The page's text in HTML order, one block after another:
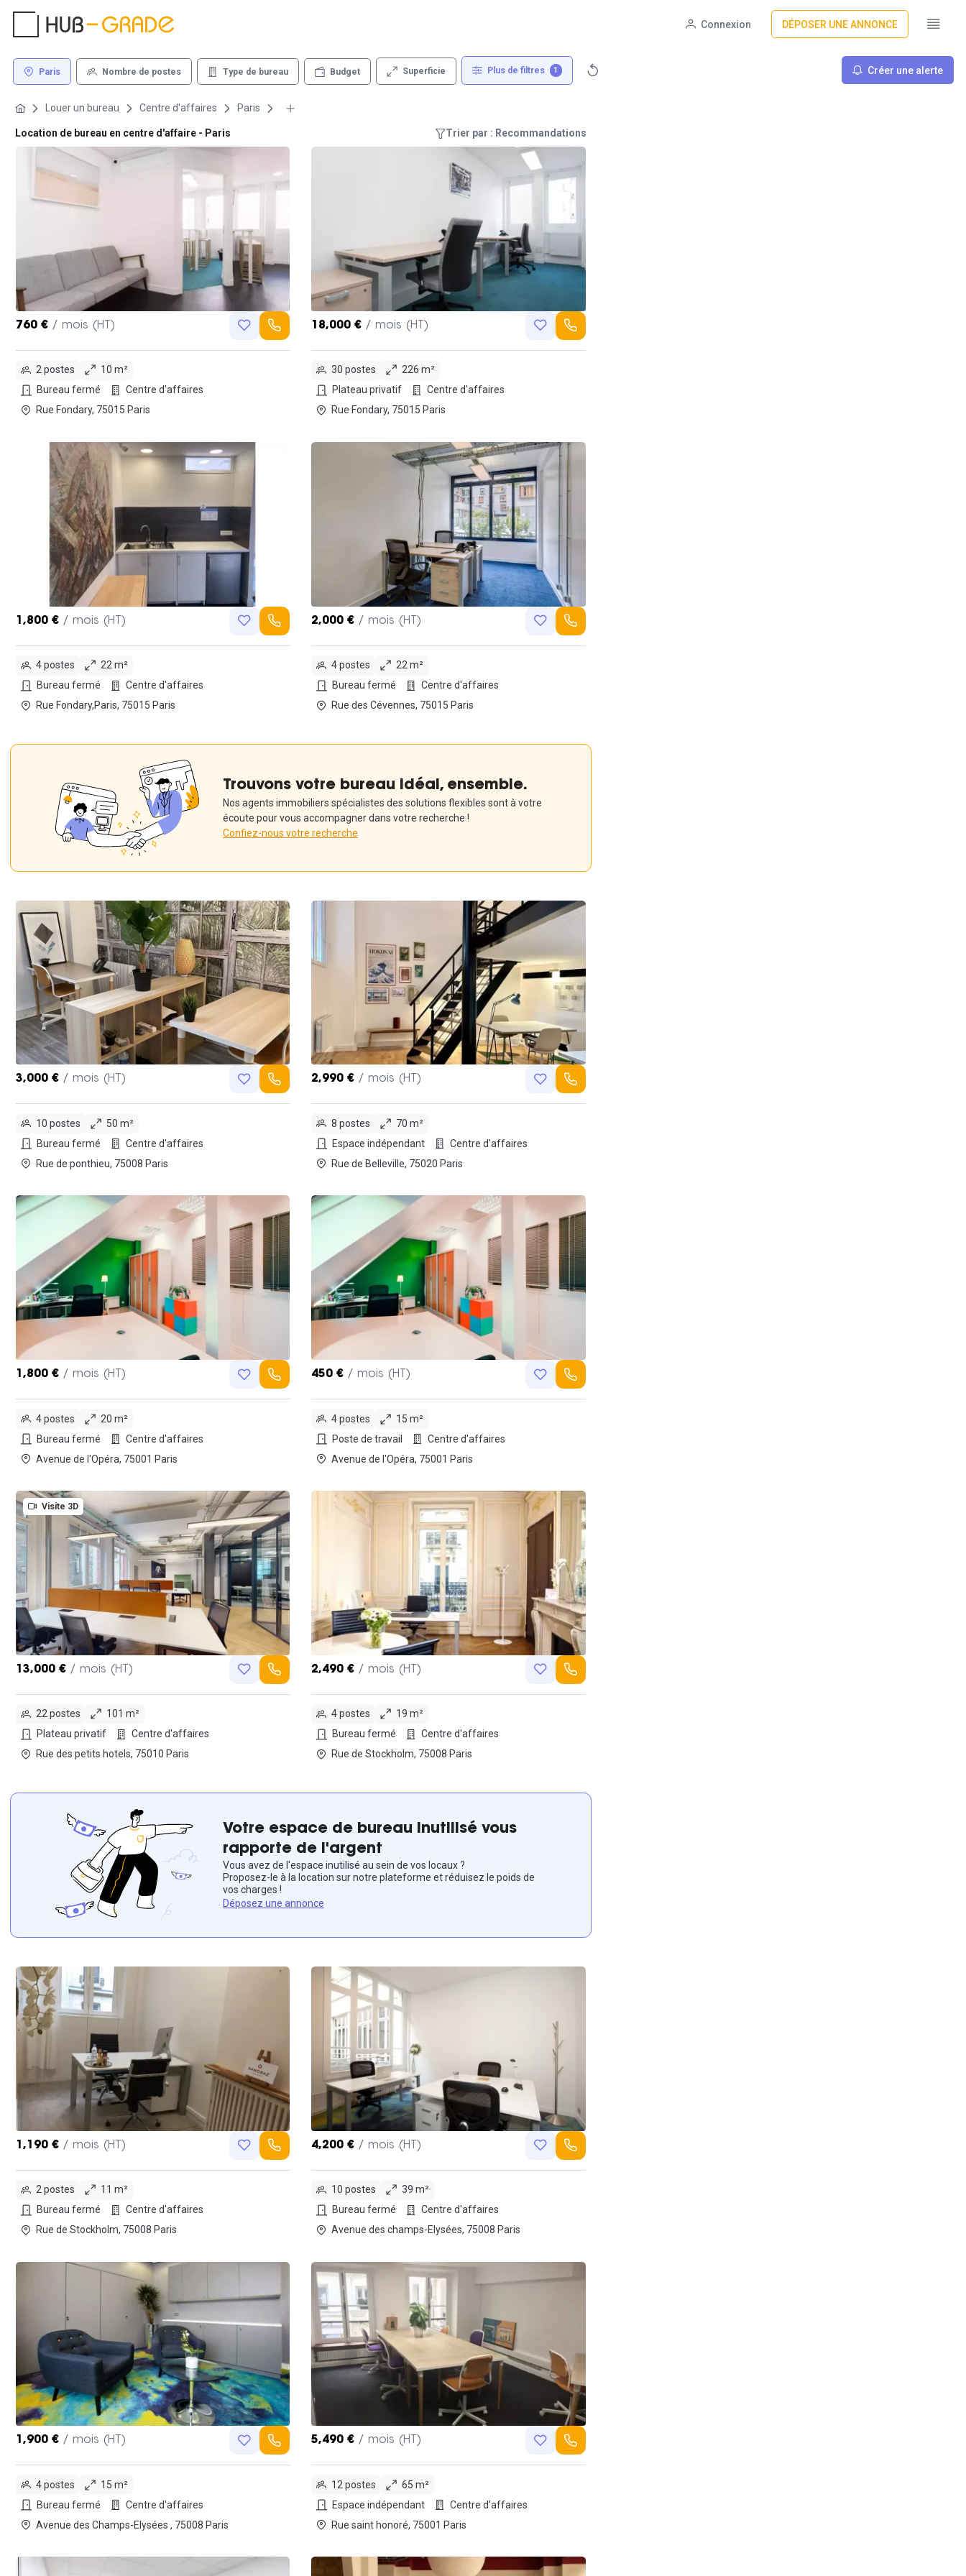
Connexion DÉPOSER UNE ANNONCE
Paris Nombre de postes Type de bureau Budget Superficie Plus de filtres 1 Créer une alerte
Louer un bureau Centre d'affaires Paris
Location de bureau en centre d'affaire - Paris Trier par : Recommandations
760 € / mois (HT)
2 postes
10 m²
Bureau fermé
Centre d'affaires
Rue Fondary, 75015 Paris
18,000 € / mois (HT)
30 postes
226 m²
Plateau privatif
Centre d'affaires
Rue Fondary, 75015 Paris
1,800 € / mois (HT)
4 postes
22 m²
Bureau fermé
Centre d'affaires
Rue Fondary,Paris, 75015 Paris
2,000 € / mois (HT)
4 postes
22 m²
Bureau fermé
Centre d'affaires
Rue des Cévennes, 75015 Paris
Trouvons votre bureau idéal, ensemble.
Nos agents immobiliers spécialistes des solutions flexibles sont à votre
écoute pour vous accompagner dans votre recherche !
Confiez-nous votre recherche
3,000 € / mois (HT)
10 postes
50 m²
Bureau fermé
Centre d'affaires
Rue de ponthieu, 75008 Paris
2,990 € / mois (HT)
8 postes
70 m²
Espace indépendant
Centre d'affaires
Rue de Belleville, 75020 Paris
1,800 € / mois (HT)
4 postes
20 m²
Bureau fermé
Centre d'affaires
Avenue de l'Opéra, 75001 Paris
450 € / mois (HT)
4 postes
15 m²
Poste de travail
Centre d'affaires
Avenue de l'Opéra, 75001 Paris
Visite 3D
13,000 € / mois (HT)
22 postes
101 m²
Plateau privatif
Centre d'affaires
Rue des petits hotels, 75010 Paris
2,490 € / mois (HT)
4 postes
19 m²
Bureau fermé
Centre d'affaires
Rue de Stockholm, 75008 Paris
Votre espace de bureau inutilisé vous
rapporte de l'argent
Vous avez de l'espace inutilisé au sein de vos locaux ?
Proposez-le à la location sur notre plateforme et réduisez le poids de
vos charges !
Déposez une annonce
1,190 € / mois (HT)
2 postes
11 m²
Bureau fermé
Centre d'affaires
Rue de Stockholm, 75008 Paris
4,200 € / mois (HT)
10 postes
39 m²
Bureau fermé
Centre d'affaires
Avenue des champs-Elysées, 75008 Paris
1,900 € / mois (HT)
4 postes
15 m²
Bureau fermé
Centre d'affaires
Avenue des Champs-Elysées , 75008 Paris
5,490 € / mois (HT)
12 postes
65 m²
Espace indépendant
Centre d'affaires
Rue saint honoré, 75001 Paris